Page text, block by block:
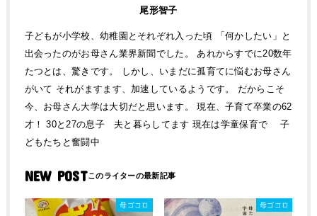
尾形智子
子どもが小学校、幼稚園とそれぞれ入った頃 「何かしたい」と
出会ったのがお母さん業界新聞でした。 あれからすでに20数年
たつとは、驚きです。 しかし、いまだに孤育てに悩むお母さん
がいて それがますます、加速しているようです。 だからこそ
今、お母さん大学は大切だと思います。 現在、子育て卒業の62
才！ 30と27の息子 夫と暮らしてます 現在は学童保育で 子
どもたちと奮闘中
NEW POST
母ゴコロ 母ゴコロ